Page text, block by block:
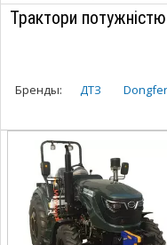
Трактори
Бренды: ДТЗ